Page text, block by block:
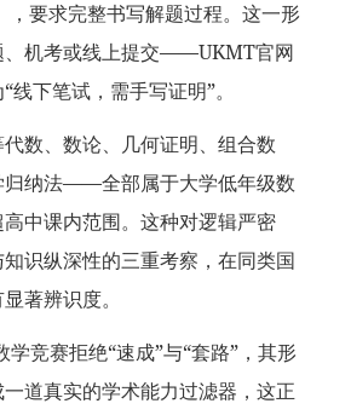
，要求完整书写解题过程。这一形
、机考或线上提交——UKMT官网
线下笔试，需手写证明”。
数、数论、几何证明、组合数
归纳法——全部属于大学低年级数
中课内范围。这种对逻辑严密
识纵深性的三重考察，在同类国
著辨识度。
竞赛拒绝“速成”与“套路”，其形
道真实的学术能力过滤器，这正